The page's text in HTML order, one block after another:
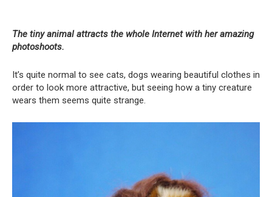
The tiny animal attracts the whole Internet with her amazing
photoshoots.
It’s quite normal to see cats, dogs wearing beautiful clothes in
order to look more attractive, but seeing how a tiny creature
wears them seems quite strange.